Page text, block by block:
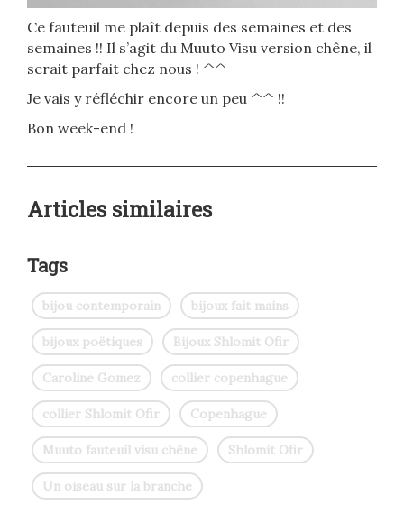
Ce fauteuil me plaît depuis des semaines et des
semaines !! Il s’agit du Muuto Visu version chêne, il
serait parfait chez nous ! ^^
Je vais y réfléchir encore un peu ^^ !!
Bon week-end !
Articles similaires
Tags
bijou contemporain bijoux fait mains
bijoux poëtiques Bijoux Shlomit Ofir
Caroline Gomez collier copenhague
collier Shlomit Ofir Copenhague
Muuto fauteuil visu chêne Shlomit Ofir
Un oiseau sur la branche